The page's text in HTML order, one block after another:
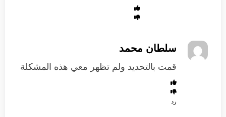
سلطان محمد
‏قمت بالتحديد ولم تظهر معي هذه المشكلة
رد